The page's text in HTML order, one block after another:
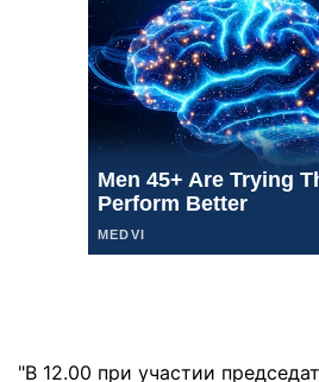
"В 12.00 при участии